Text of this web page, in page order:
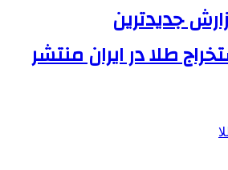
جدیدترین
طلا در ایران منتشر